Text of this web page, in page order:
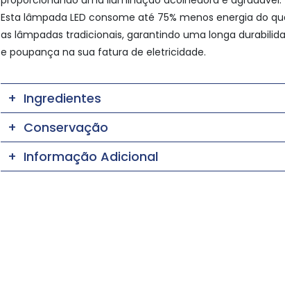
Esta lâmpada LED consome até 75% menos energia do
as lâmpadas tradicionais, garantindo uma longa
e poupança na sua fatura de eletricidade.
Ingredientes
Conservação
Informação Adicional